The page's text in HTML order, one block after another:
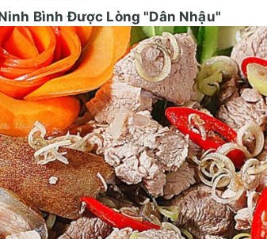
Bình Được Lòng "Dân Nhậu"